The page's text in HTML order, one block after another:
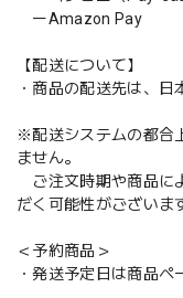
ーAmazon Pay
【配送について】
・商品の配送先は、日
※配送システムの都合
ません。
ご注文時期や商品に
だく可能性がございま
＜予約商品＞
・発送予定日は商品ペ